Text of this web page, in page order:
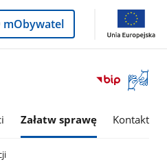
Logowanie
do
mObywatel
Otwórz
okno
Załatw sprawę Kontakt